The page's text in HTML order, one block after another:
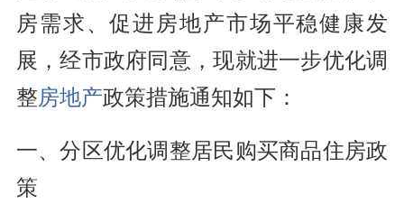
房需求、促进房地产市场平稳健康发
展，经市政府同意，现就进一步优化调
整房地产政策措施通知如下：
一、分区优化调整居民购买商品住房政
策